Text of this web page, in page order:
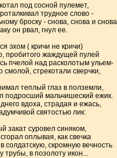
под сосной пулемет,
трудное слово -
броску - снова, снова и снова
он рвал, гнул ее.
эхом ( кричи не кричи)
пробитого жаждущей пулей
пчелой над расколотым ульем-
смолой, стрекотали сверчки,
теплый глаз в полземли,
подросший мальчишеский ежик.
вдоха, страдая и ежась,
святостью лик:
закат суровел синяком,
оплывая, как свечка
солдатскую, скромную вечность
трубы, в позолоту икон...